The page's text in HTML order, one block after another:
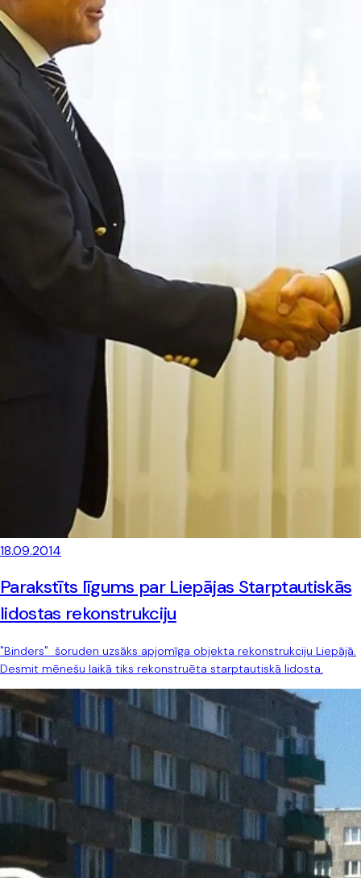
18.09.2014
Parakstīts līgums par Liepājas Starptautiskās
lidostas rekonstrukciju
"Binders" šoruden uzsāks apjomīga objekta rekonstrukciju Liepājā.
Desmit mēnešu laikā tiks rekonstruēta starptautiskā lidosta.